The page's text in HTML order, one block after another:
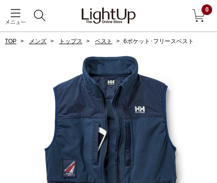
メニュー
0
すべて見る
戻る
ジャケット
コート
ブルゾン
TOP メンズ トップス ベスト 6ポケット･フリースベスト